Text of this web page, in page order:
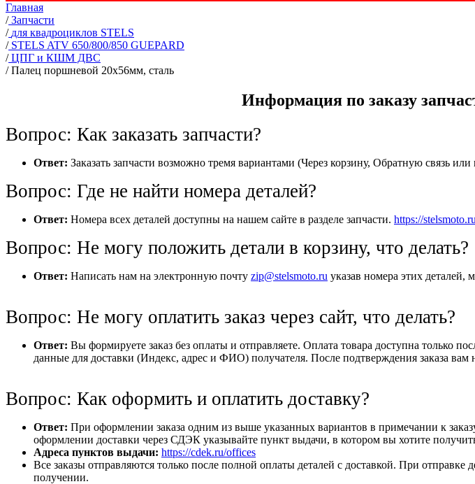
Главная
/ Запчасти
/ для квадроциклов STELS
/ STELS ATV 650/800/850 GUEPARD
/ ЦПГ и КШМ ДВС
/Палец поршневой 20x56мм, сталь
Информация по заказу
Вопрос: Как заказать запчасти?
Ответ: Заказать запчасти возможно тремя вариантами (Через корзину, Обратную связь
Вопрос: Где не найти номера деталей?
Ответ: Номера всех деталей доступны на нашем сайте в разделе запчасти. https://
Вопрос: Не могу положить детали в корзину, что делать?
Ответ: Написать нам на электронную почту zip@stelsmoto.ru указав номера этих деталей,
Вопрос: Не могу оплатить заказ через сайт, что делать?
Ответ: Вы формируете заказ без оплаты и отправляете. Оплата товара доступна только
данные для доставки (Индекс, адрес и ФИО) получателя. После подтверждения заказа вам
Вопрос: Как оформить и оплатить доставку?
Ответ: При оформлении заказа одним из выше указанных вариантов в примечании к
оформлении доставки через СДЭК указывайте пункт выдачи, в котором вы хотите
Адреса пунктов выдачи: https://cdek.ru/offices
Все заказы отправляются только после полной оплаты деталей с доставкой. При
получении.